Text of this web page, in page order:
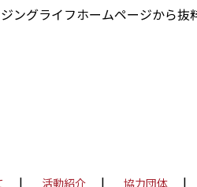
ングライフホームページから
活動紹介 協力団体